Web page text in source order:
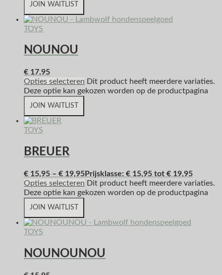
JOIN WAITLIST
TOYS
NOUNOU
€ 17,95
Opties selecteren Dit product heeft meerdere variaties.
Deze optie kan gekozen worden op de productpagina
JOIN WAITLIST
TOYS
BREUER
€ 15,95 – € 19,95Prijsklasse: € 15,95 tot € 19,95
Opties selecteren Dit product heeft meerdere variaties.
Deze optie kan gekozen worden op de productpagina
JOIN WAITLIST
TOYS
NOUNOUNOU